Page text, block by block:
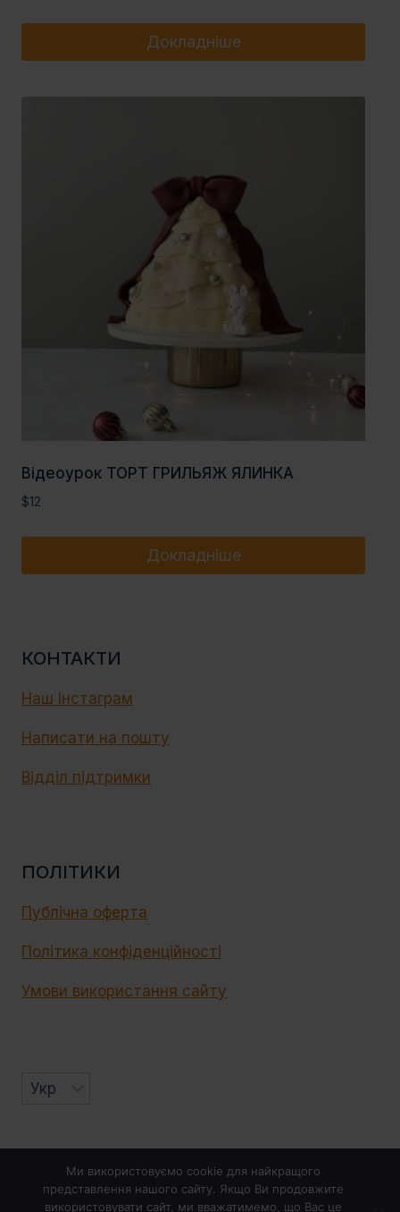
Докладніше
Відеоурок ТОРТ ГРИЛЬЯЖ ЯЛИНКА
$12
Докладніше
КОНТАКТИ
Наш Інстаграм
Написати на пошту
Відділ підтримки
ПОЛІТИКИ
Публічна оферта
Політика конфіденційності
Умови використання сайту
Ми використовуємо cookie для найкращого
представлення нашого сайту. Якщо Ви продовжите
використовувати сайт, ми вважатимемо, що Вас це